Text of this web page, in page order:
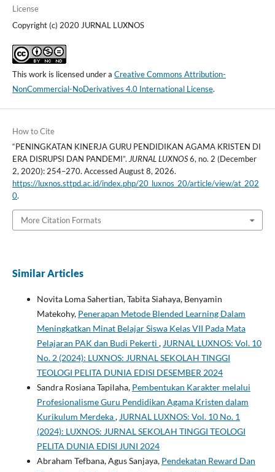
License
Copyright (c) 2020 JURNAL LUXNOS
This work is licensed under a Creative Commons Attribution-
NonCommercial-NoDerivatives 4.0 International License.
How to Cite
“PENINGKATAN KINERJA GURU PENDIDIKAN AGAMA KRISTEN DI
ERA DISRUPSI DAN PANDEMI”. JURNAL LUXNOS6, no. 2 (December
2, 2020): 254–270. Accessed August 8, 2026.
https://luxnos.sttpd.ac.id/index.php/20_luxnos_20/article/view/at_202
0.
More Citation Formats
Similar Articles
Novita Loma Sahertian, Tabita Siahaya, Benyamin
Matekohy, Penerapan Metode Blended Learning Dalam
Meningkatkan Minat Belajar Siswa Kelas VII Pada Mata
Pelajaran PAK dan Budi Pekerti , JURNAL LUXNOS: Vol. 10
No. 2 (2024): LUXNOS: JURNAL SEKOLAH TINGGI
TEOLOGI PELITA DUNIA EDISI DESEMBER 2024
Sandra Rosiana Tapilaha, Pembentukan Karakter melalui
Profesionalisme Guru Pendidikan Agama Kristen dalam
Kurikulum Merdeka, JURNAL LUXNOS: Vol. 10 No. 1
(2024): LUXNOS: JURNAL SEKOLAH TINGGI TEOLOGI
PELITA DUNIA EDISI JUNI 2024
Abraham Tefbana, Agus Sanjaya, Pendekatan Reward Dan